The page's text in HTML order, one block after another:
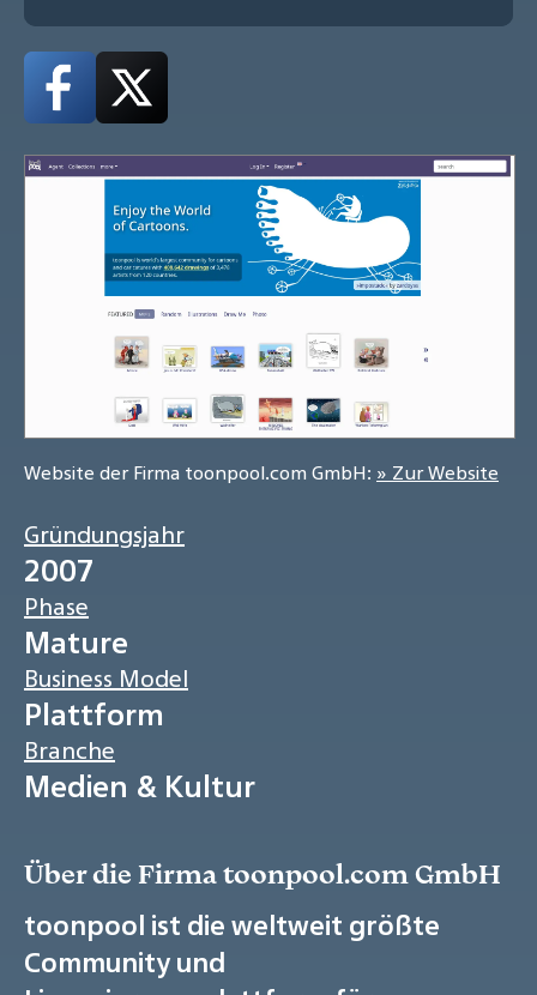
Website der Firma toonpool.com GmbH: » Zur Website
Gründungsjahr
2007
Phase
Mature
Business Model
Plattform
Branche
Medien & Kultur
Über die Firma toonpool.com GmbH
toonpool ist die weltweit größte
Community und